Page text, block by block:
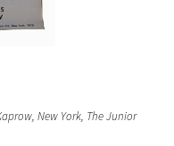
New York, The Junior